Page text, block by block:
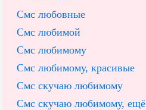
Смс любовные
Смс любимой
Смс любимому
Смс любимому, красивые
Смс скучаю любимому
Смс скучаю любимому, ещё